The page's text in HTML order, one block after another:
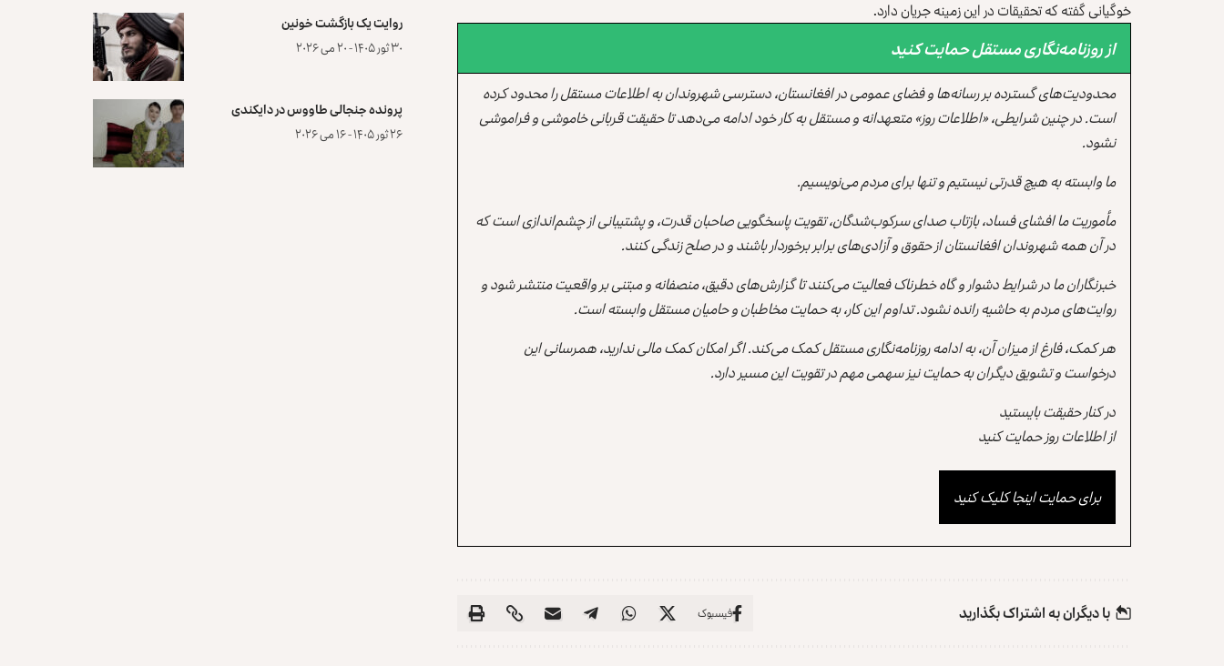
خوگیانی گفته که تحقیقات در این زمینه جریان دارد.
از روزنامه‌نگاری مستقل حمایت کنید
محدودیت‌های گسترده بر رسانه‌ها و فضای عمومی در افغانستان، دسترسی شهروندان به اطلاعات مستقل را محدود کرده
است. در چنین شرایطی، «اطلاعات روز» متعهدانه و مستقل به کار خود ادامه می‌دهد تا حقیقت قربانی خاموشی و فراموشی
نشود.
ما وابسته به هیچ قدرتی نیستیم و تنها برای مردم می‌نویسیم.
مأموریت ما افشای فساد، بازتاب صدای سرکوب‌شدگان، تقویت پاسخگویی صاحبان قدرت، و پشتیبانی از چشم‌اندازی است که
در آن همه شهروندان افغانستان از حقوق و آزادی‌های برابر برخوردار باشند و در صلح زندگی کنند.
خبرنگاران ما در شرایط دشوار و گاه خطرناک فعالیت می‌کنند تا گزارش‌های دقیق، منصفانه و مبتنی بر واقعیت منتشر شود و
روایت‌های مردم به حاشیه رانده نشود. تداوم این کار، به حمایت مخاطبان و حامیان مستقل وابسته است.
هر کمک، فارغ از میزان آن، به ادامه روزنامه‌نگاری مستقل کمک می‌کند. اگر امکان کمک مالی ندارید، همرسانی این
درخواست و تشویق دیگران به حمایت نیز سهمی مهم در تقویت این مسیر دارد.
در کنار حقیقت بایستید
از اطلاعات روز حمایت کنید
برای حمایت اینجا کلیک کنید
با دیگران به‌‌ اشتراک بگذارید فیسبوک
روایت یک بازگشت خونین
۳۰ ثور ۱۴۰۵ - ۲۰ می ۲۰۲۶
پرونده‌ جنجالی طاووس در دایکندی
۲۶ ثور ۱۴۰۵ - ۱۶ می ۲۰۲۶